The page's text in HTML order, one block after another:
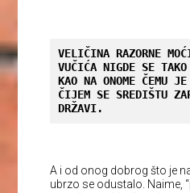
VELIČINA RAZORNE
VUČIĆA NIGDE SE
KAO NA ONOME ČEMU
ČIJEM SE SREDIŠTU
DRŽAVI.
A i od onog dobrog što je
ubrzo se odustalo. Naime,